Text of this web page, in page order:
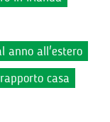
anno all'estero
rapporto casa